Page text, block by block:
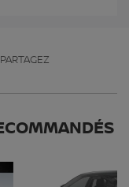
PARTAGEZ